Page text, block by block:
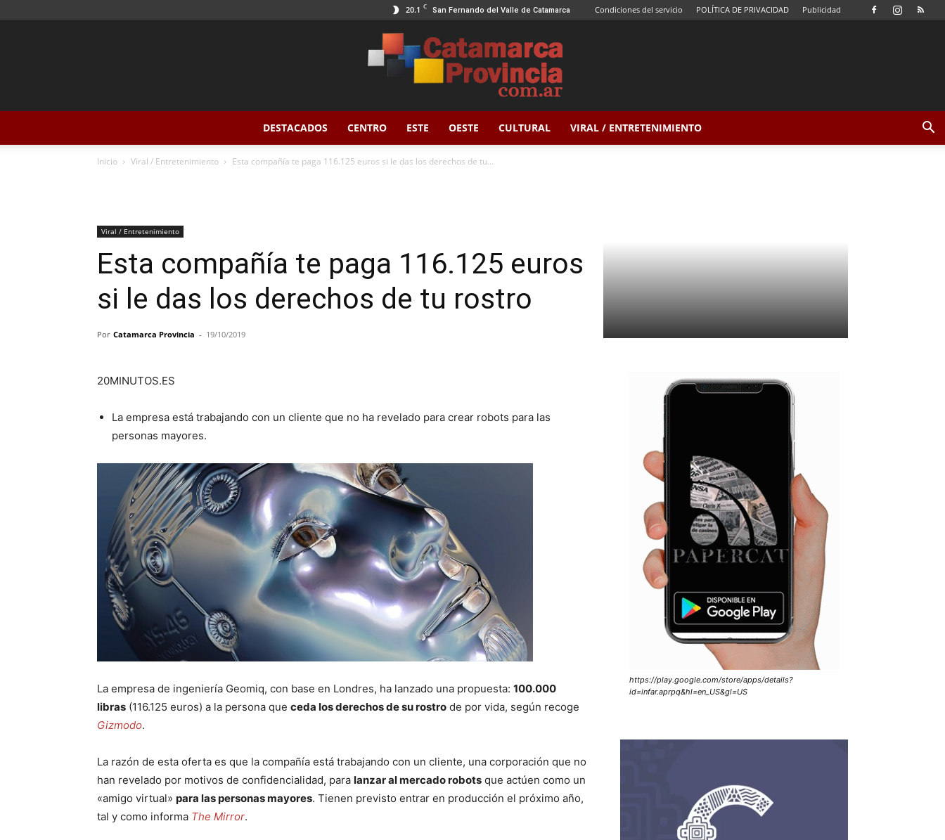
20.1 C San Fernando del Valle de Catamarca Condiciones del servicio POLÍTICA DE PRIVACIDAD Publicidad
Catamarca
DESTACADOS CENTRO ESTE OESTE CULTURAL VIRAL / ENTRETENIMIENTO
Inicio Viral / Entretenimiento Esta compañía te paga 116.125 euros si le das los derechos de tu...
Viral / Entretenimiento
Esta compañía te paga 116.125 euros
si le das los derechos de tu rostro
Por Catamarca Provincia - 19/10/2019
20MINUTOS.ES
La empresa está trabajando con un cliente que no ha revelado para crear robots para las
personas mayores.
La empresa de ingeniería Geomiq, con base en Londres, ha lanzado una propuesta: 100.000
libras (116.125 euros) a la persona que ceda los derechos de su rostro de por vida, según recoge
Gizmodo.
La razón de esta oferta es que la compañía está trabajando con un cliente, una corporación que no
han revelado por motivos de confidencialidad, para lanzar al mercado robots que actúen como un
«amigo virtual» para las personas mayores. Tienen previsto entrar en producción el próximo año,
tal y como informa The Mirror.
https://play.google.com/store/apps/details?
id=infar.aprpq&hl=en_US&gl=US